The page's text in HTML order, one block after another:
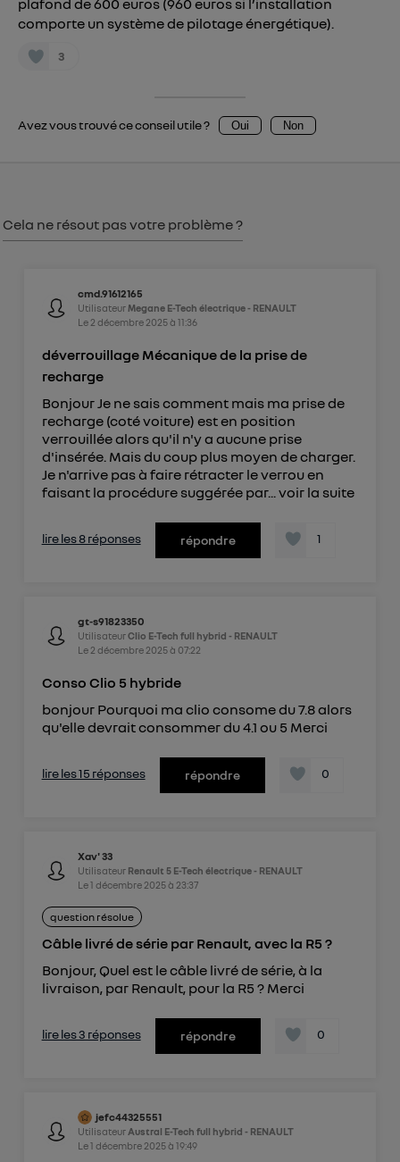
plafond de 600 euros (960 euros si l’installation
comporte un système de pilotage énergétique).
3
Avez vous trouvé ce conseil utile ? Oui Non
Cela ne résout pas votre problème ?
cmd.91612165
Utilisateur Megane E-Tech électrique - RENAULT
Le 2 décembre 2025à 11:36
déverrouillage Mécanique de la prise de
recharge
Bonjour Je ne sais comment mais ma prise de
recharge (coté voiture) est en position
verrouillée alors qu'il n'y a aucune prise
d'insérée. Mais du coup plus moyen de charger.
Je n'arrive pas à faire rétracter le verrou en
faisant la procédure suggérée par... voir la suite
lire les 8 réponses répondre 1
gt-s91823350
UtilisateurClio E-Tech full hybrid - RENAULT
Le 2 décembre 2025à 07:22
Conso Clio 5 hybride
bonjour Pourquoi ma clio consome du 7.8 alors
qu'elle devrait consommer du 4.1 ou 5 Merci
lire les 15 réponses répondre 0
Xav' 33
Utilisateur Renault 5 E-Tech électrique - RENAULT
Le1 décembre 2025à 23:37
question résolue
Câble livré de série par Renault, avec la R5 ?
Bonjour, Quel est le câble livré de série, à la
livraison, par Renault, pour la R5 ? Merci
lire les 3 réponses répondre 0
jefc44325551
Utilisateur Austral E-Tech full hybrid - RENAULT
Le1 décembre 2025à 19:49
consentement surle portail d’Utiq("
") ou via la page « gérer Utiq » en bas de ce site.
personnelles d'Utiq